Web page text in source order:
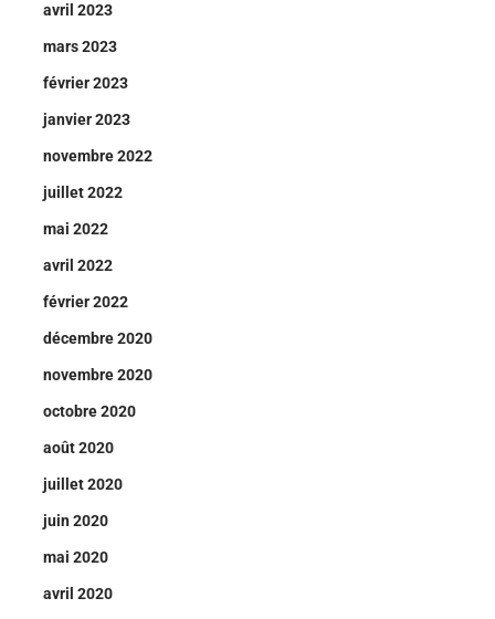
avril 2023
mars 2023
février 2023
janvier 2023
novembre 2022
juillet 2022
mai 2022
avril 2022
février 2022
décembre 2020
novembre 2020
octobre 2020
août 2020
juillet 2020
juin 2020
mai 2020
avril 2020